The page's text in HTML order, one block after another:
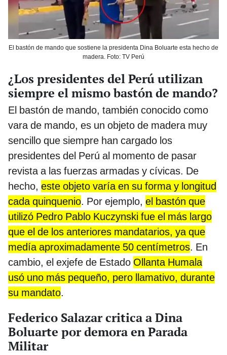
El bastón de mando que sostiene la presidenta Dina Boluarte esta hecho de
madera. Foto: TV Perú
¿Los presidentes del Perú utilizan
siempre el mismo bastón de mando?
El bastón de mando, también conocido como
vara de mando, es un objeto de madera muy
sencillo que siempre han cargado los
presidentes del Perú al momento de pasar
revista a las fuerzas armadas y cívicas. De
hecho, este objeto varía en su forma y longitud
cada quinquenio. Por ejemplo, el bastón que
utilizó Pedro Pablo Kuczynski fue el más largo
que el de los anteriores mandatarios, ya que
medía aproximadamente 50 centímetros. En
cambio, el exjefe de Estado Ollanta Humala
usó uno más pequeño, pero llamativo, durante
su mandato.
Federico Salazar critica a Dina
Boluarte por demora en Parada
Militar